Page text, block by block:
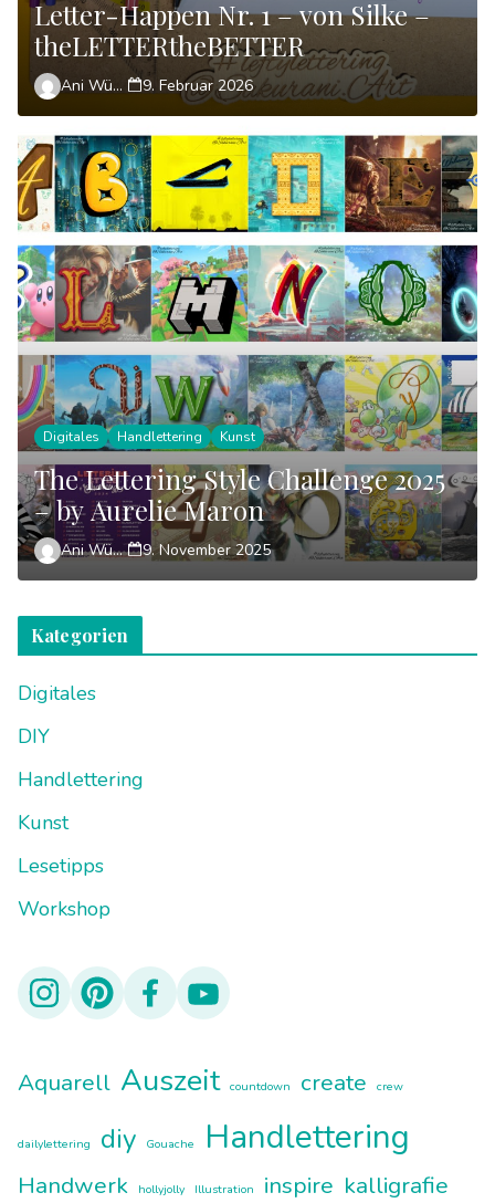
Letter-Happen Nr. 1 – von Silke –
theLETTERtheBETTER
Ani Wünsch 9. Februar 2026
Digitales Handlettering Kunst
The Lettering Style Challenge 2025
– by Aurelie Maron
Ani Wünsch 9. November 2025
Kategorien
Digitales
DIY
Handlettering
Kunst
Lesetipps
Workshop
Aquarell Auszeit countdown create crew
dailylettering diy Gouache Handlettering
Handwerk hollyjolly Illustration inspire kalligrafie